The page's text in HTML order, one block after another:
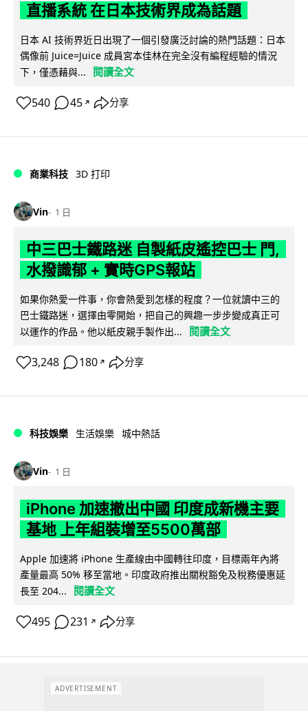
直播系統 在日本技術界成為話題
日本 AI 技術界近日出現了一個引發廣泛討論的熱門話題：日本
偶像前 Juice=Juice 成員宮本佳林在完全沒有編程經驗的情況
下，僅憑藉與...
閱讀全文
540 45 ↗ 分享
商業科技 3D 打印
Vin 1 日
中三巴士鐵路迷 自製紙皮遙控巴士 門,
水撥識郁 + 實時GPS報站
如果你熱愛一件事，你會熱愛到怎樣的程度？一位就讀中三的
巴士鐵路迷，選擇由零開始，把自己的興趣一步步變成真正可
以運作的作品。他以紙皮親手製作出...
閱讀全文
3,248 180 ↗ 分享
科技娛樂 生活娛樂 城中熱話
Vin 1 日
iPhone 加速撤出中國 印度成新機主要
基地 上年組裝增至5500萬部
Apple 加速將 iPhone 生產線由中國轉往印度，目標兩年內將
產量最高 50% 移至當地。印度政府推出關稅豁免及稅務優惠延
長至 204...
閱讀全文
495 231 ↗ 分享
ADVERTISEMENT